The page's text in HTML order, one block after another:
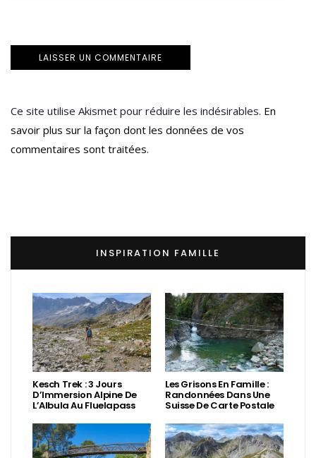
Ce site utilise Akismet pour réduire les indésirables. En
savoir plus sur la façon dont les données de vos
commentaires sont traitées.
INSPIRATION FAMILLE
Kesch Trek : 3 Jours
D’Immersion Alpine De
L’Albula Au Fluelapass
Les Grisons En Famille :
Randonnées Dans Une
Suisse De Carte Postale